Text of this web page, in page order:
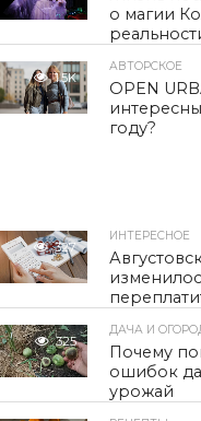
о магии
1.5K
АВТОРСКОЕ
OPEN
году?
327
ИНТЕРЕСНОЕ
325
ДАЧА И
Почему
ошибок
урожай